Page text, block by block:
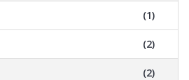
(1)
(2)
(2)